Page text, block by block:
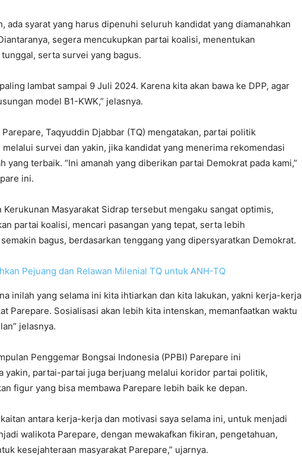
ada syarat yang harus dipenuhi seluruh kandidat yang diamanahkan
segera mencukupkan partai koalisi, menentukan
serta survei yang bagus.
lambat sampai 9 Juli 2024. Karena kita akan bawa ke DPP, agar
model B1-KWK,” jelasnya.
Taqyuddin Djabbar (TQ) mengatakan, partai politik
survei dan yakin, jika kandidat yang menerima rekomendasi
yang terbaik. “Ini amanah yang diberikan partai Demokrat pada kami,”
ini.
Kerukunan Masyarakat Sidrap tersebut mengaku sangat optimis,
partai koalisi, mencari pasangan yang tepat, serta lebih
bagus, berdasarkan tenggang yang dipersyaratkan Demokrat.
Pejuang dan Relawan Milenial TQ untuk ANH-TQ
inilah yang selama ini kita ihtiarkan dan kita lakukan, yakni kerja-kerja
Parepare. Sosialisasi akan lebih kita intenskan, memanfaatkan waktu
jelasnya.
Penggemar Bongsai Indonesia (PPBI) Parepare ini
yakin, partai-partai juga berjuang melalui koridor partai politik,
figur yang bisa membawa Parepare lebih baik ke depan.
antara kerja-kerja dan motivasi saya selama ini, untuk menjadi
walikota Parepare, dengan mewakafkan fikiran, pengetahuan,
kesejahteraan masyarakat Parepare,” ujarnya.